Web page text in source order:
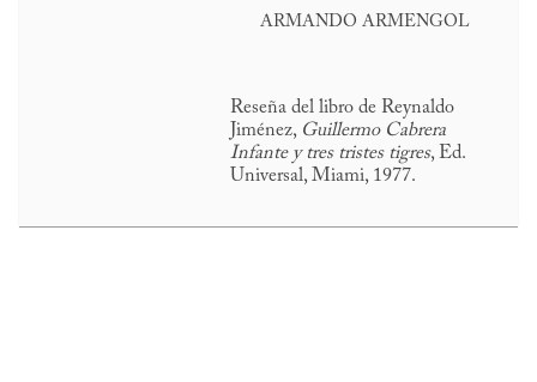
ARMANDO ARMENGOL
Reseña del libro de Reynaldo
Jiménez, Guillermo Cabrera
Infante y tres tristes tigres, Ed.
Universal, Miami, 1977.